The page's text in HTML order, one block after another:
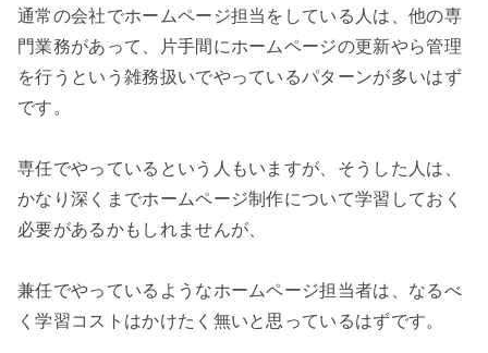
通常の会社でホームページ担当をしている人は、他の専
門業務があって、片手間にホームページの更新やら管理
を行うという雑務扱いでやっているパターンが多いはず
です。
専任でやっているという人もいますが、そうした人は、
かなり深くまでホームページ制作について学習しておく
必要があるかもしれませんが、
兼任でやっているようなホームページ担当者は、なるべ
く学習コストはかけたく無いと思っているはずです。